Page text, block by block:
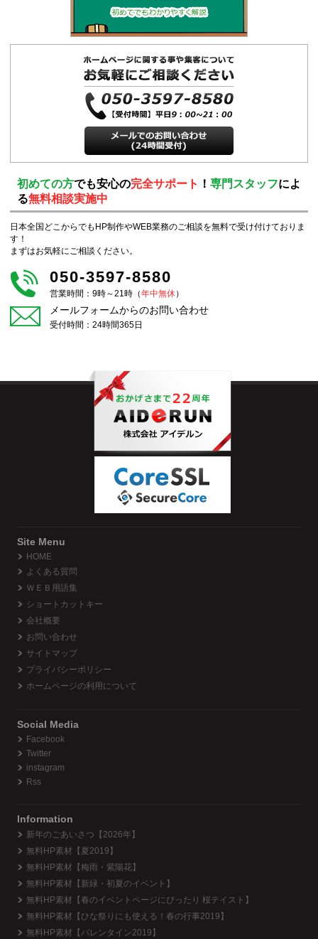
初めての方でも安心の完全サポート ！ 専門スタッフによ
る無料相談実施中
日本全国どこからでもHP制作やWEB業務のご相談を無料で受け付けておりま
す！
まずはお気軽にご相談ください。
050-3597-8580
営業時間：9時～21時（年中無休）
メールフォームからのお問い合わせ
受付時間：24時間365日
Site Menu
HOME
よくある質問
ＷＥＢ用語集
ショートカットキー
会社概要
お問い合わせ
サイトマップ
プライバシーポリシー
ホームページの利用について
Social Media
Facebook
Twitter
instagram
Rss
Information
新年のごあいさつ【2026年】
無料HP素材【夏2019】
無料HP素材【梅雨・紫陽花】
無料HP素材【新緑・初夏のイベント】
無料HP素材【春のイベントページにぴったり 桜テイスト】
無料HP素材【ひな祭りにも使える！春の行事2019】
無料HP素材【バレンタイン2019】